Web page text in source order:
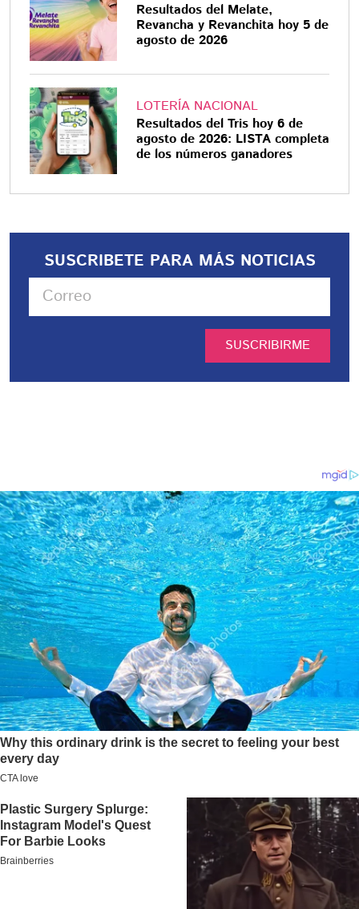
Resultados del Melate,
Revancha y Revanchita hoy 5 de
agosto de 2026
LOTERÍA NACIONAL
Resultados del Tris hoy 6 de
agosto de 2026: LISTA completa
de los números ganadores
SUSCRIBETE PARA MÁS NOTICIAS
SUSCRIBIRME